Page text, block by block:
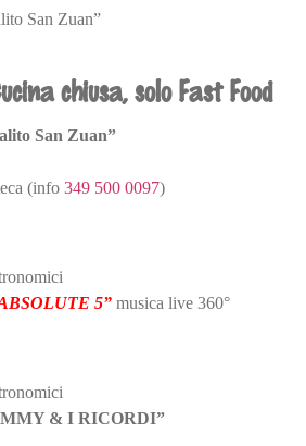
San Zuan”
chiusa, solo Fast Food
San Zuan”
(info 349 500 0097)
5” musica live 360°
& I RICORDI”